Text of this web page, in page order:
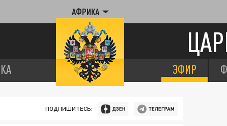
АФРИКА
ЭФИР
ПОДПИШИТЕСЬ: